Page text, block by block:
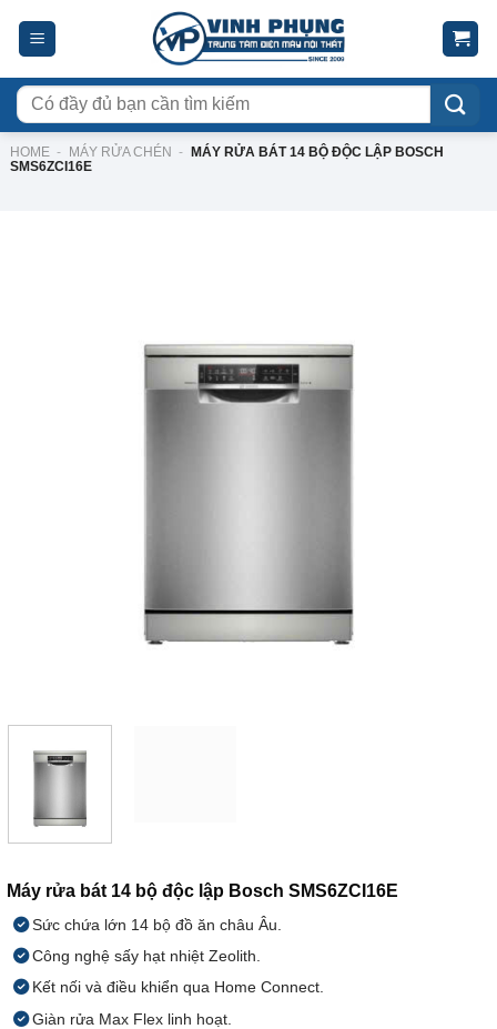
Tìm
kiếm:
HOME - MÁY RỬA CHÉN -
MÁY RỬA BÁT 14 BỘ ĐỘC LẬP BOSCH
SMS6ZCI16E
Máy rửa bát 14 bộ độc lập Bosch SMS6ZCI16E
Sức chứa lớn 14 bộ đồ ăn châu Âu.
Công nghệ sấy hạt nhiệt Zeolith.
Kết nối và điều khiển qua Home Connect.
Giàn rửa Max Flex linh hoạt.